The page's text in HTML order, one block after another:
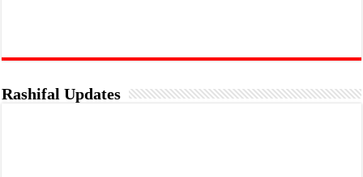
Rashifal Updates